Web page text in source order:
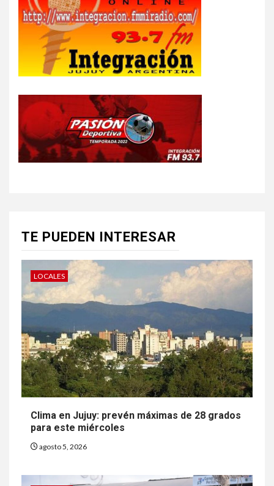
TE PUEDEN INTERESAR
LOCALES
Clima en Jujuy: prevén máximas de 28 grados
para este miércoles
agosto 5, 2026